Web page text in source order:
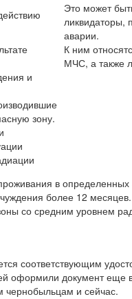
Это может
ликвидаторы,
аварии.
К ним
МЧС, а также
и
зону.
в
более 12
со средним уровнем
соответствующим
оформили документ еще в
чернобыльцам и сейчас.